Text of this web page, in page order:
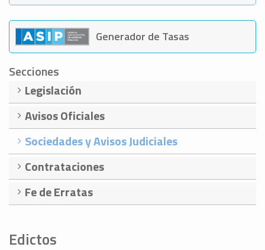
Generador de Tasas
Secciones
Legislación
Avisos Oficiales
Sociedades y Avisos Judiciales
Contrataciones
Fe de Erratas
Edictos